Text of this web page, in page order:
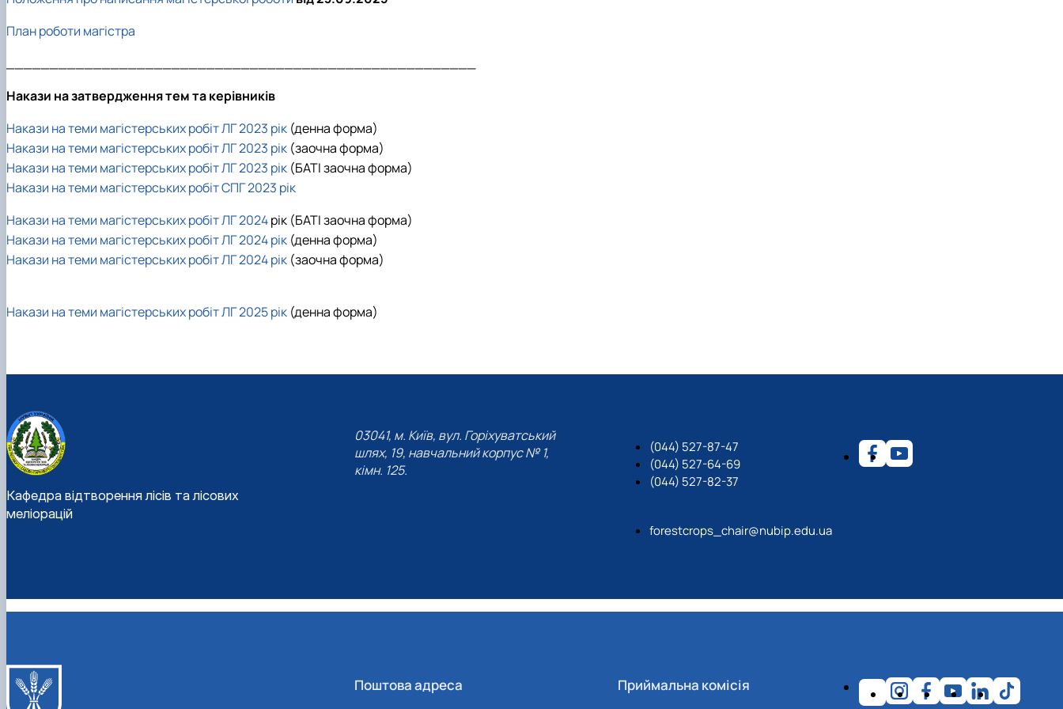
План роботи магістра
Накази на затвердження тем та керівників
Накази на теми магістерських робіт ЛГ 2023 рік (денна форма)
Накази на теми магістерських робіт ЛГ 2023 рік (заочна форма)
Накази на теми магістерських робіт ЛГ 2023 рік (БАТІ заочна форма)
Накази на теми магістерських робіт СПГ 2023 рік
Накази на теми магістерських робіт ЛГ 2024рік (БАТІ заочна форма)
Накази на теми магістерських робіт ЛГ 2024 рік (денна форма)
Накази на теми магістерських робіт ЛГ 2024 рік (заочна форма)
Накази на теми магістерських робіт ЛГ 2025 рік (денна форма)
Кафедра відтворення лісів та лісових
меліорацій
03041, м. Київ, вул. Горіхуватський
шлях, 19, навчальний корпус № 1,
кімн. 125.
(044) 527-87-47
(044) 527-64-69
(044) 527-82-37
forestcrops_chair@nubip.edu.ua
Поштова адреса Приймальна комісія